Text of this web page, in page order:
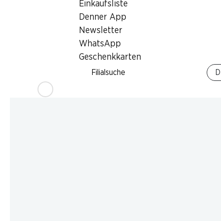
Einkaufsliste
Denner App
Newsletter
WhatsApp
Geschenkkarten
Filialsuche